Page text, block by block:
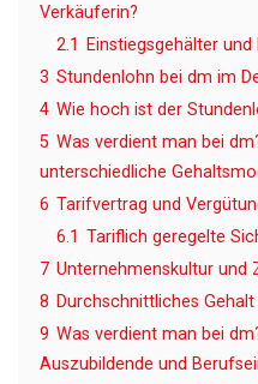
Verkäuferin?
2.1
Einstiegsgehälter
3 Stundenlohn bei dm im
4 Wie hoch ist der
5 Was verdient man bei
unterschiedliche
6 Tarifvertrag und
6.1 Tariflich geregelte
7 Unternehmenskultur und
8 Durchschnittliches
9 Was verdient man bei
Auszubildende und